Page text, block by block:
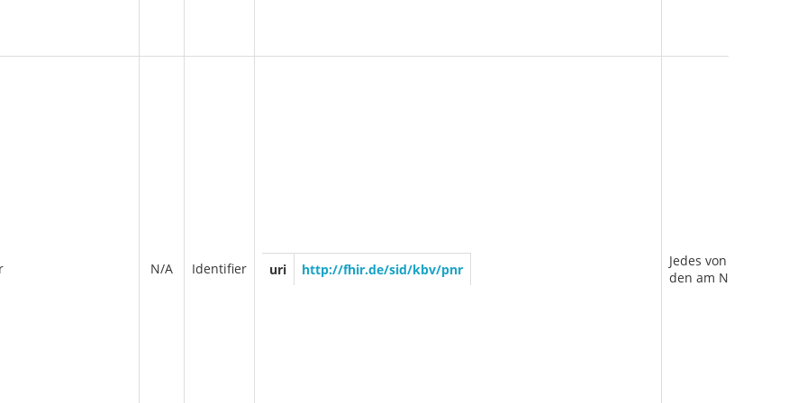
N/A Identifier uri http://fhir.de/sid/kbv/pnr
Jedes von einer
den am Netz